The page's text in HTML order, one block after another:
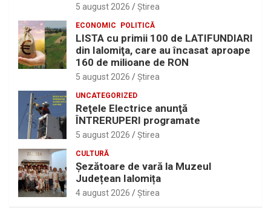
5 august 2026 Ştirea
ECONOMIC POLITICĂ
LISTA cu primii 100 de LATIFUNDIARI
din Ialomiţa, care au încasat aproape
160 de milioane de RON
5 august 2026 Ştirea
UNCATEGORIZED
Reţele Electrice anunţă
ÎNTRERUPERI programate
5 august 2026 Ştirea
CULTURĂ
Șezătoare de vară la Muzeul
Județean Ialomița
4 august 2026 Ştirea